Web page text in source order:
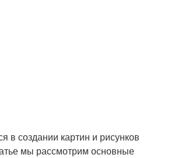
в создании картин и рисунков
мы рассмотрим основные